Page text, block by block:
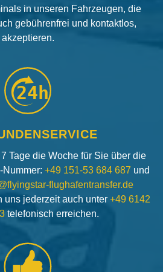
in unseren Fahrzeugen, die
gebührenfrei und kontaktlos,
akzeptieren.
24h
Tage die Woche für Sie über die
Nummer: +49 151-53 684 687 und
flughafentransfer.de
uns jederzeit auch unter +49 6142
telefonisch erreichen.